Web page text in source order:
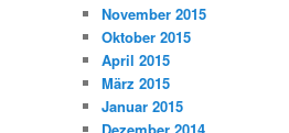
November 2015
Oktober 2015
April 2015
März 2015
Januar 2015